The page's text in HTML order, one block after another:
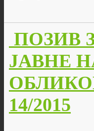
ПОЗИВ
ЈАВНЕ
14/2015